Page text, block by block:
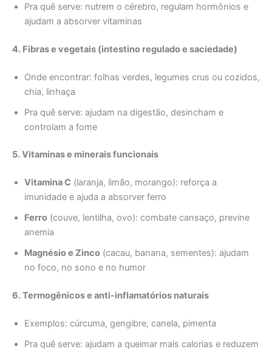
Pra quê serve: nutrem o cérebro, regulam hormônios e
ajudam a absorver vitaminas
4. Fibras e vegetais (intestino regulado e saciedade)
Onde encontrar: folhas verdes, legumes crus ou cozidos,
chia, linhaça
Pra quê serve: ajudam na digestão, desincham e
controlam a fome
5. Vitaminas e minerais funcionais
Vitamina C (laranja, limão, morango): reforça a
imunidade e ajuda a absorver ferro
Ferro (couve, lentilha, ovo): combate cansaço, previne
anemia
Magnésio e Zinco (cacau, banana, sementes): ajudam
no foco, no sono e no humor
6. Termogênicos e anti-inflamatórios naturais
Exemplos: cúrcuma, gengibre, canela, pimenta
Pra quê serve: ajudam a queimar mais calorias e reduzem